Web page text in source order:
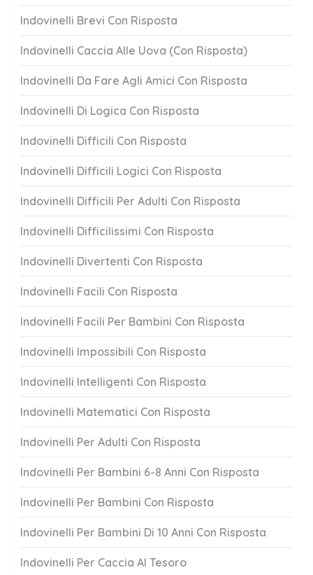
Indovinelli Brevi Con Risposta
Indovinelli Caccia Alle Uova (Con Risposta)
Indovinelli Da Fare Agli Amici Con Risposta
Indovinelli Di Logica Con Risposta
Indovinelli Difficili Con Risposta
Indovinelli Difficili Logici Con Risposta
Indovinelli Difficili Per Adulti Con Risposta
Indovinelli Difficilissimi Con Risposta
Indovinelli Divertenti Con Risposta
Indovinelli Facili Con Risposta
Indovinelli Facili Per Bambini Con Risposta
Indovinelli Impossibili Con Risposta
Indovinelli Intelligenti Con Risposta
Indovinelli Matematici Con Risposta
Indovinelli Per Adulti Con Risposta
Indovinelli Per Bambini 6-8 Anni Con Risposta
Indovinelli Per Bambini Con Risposta
Indovinelli Per Bambini Di 10 Anni Con Risposta
Indovinelli Per Caccia Al Tesoro